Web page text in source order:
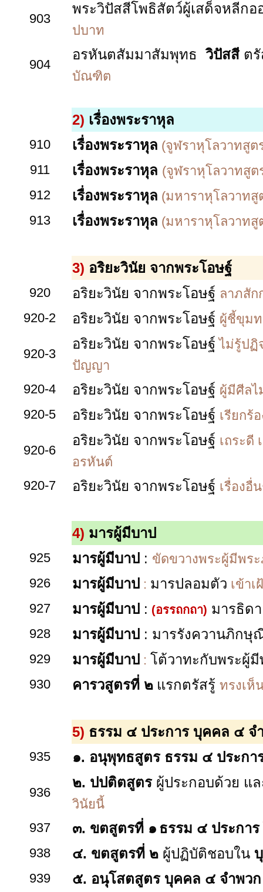
903
พระวิปัสสีโพธิสัตว์ผู้เสด็จหลีกอ
ปบาท
904
อรหันตสัมมาสัมพุทธวิปัสสี ต
บัณฑิต
2) เรื่องพระราหุล
910 เรื่องพระราหุล (จูฬราหุโลวาทสูต
911
เรื่องพระราหุล (จูฬราหุโลวาทสูต
912
เรื่องพระราหุล (มหาราหุโลวาทสู
913
เรื่องพระราหุล (มหาราหุโลวาทสู
3) อริยะวินัย จากพระโอษฐ์
920 อริยะวินัย จากพระโอษฐ์ ลาภสัก
920-2
อริยะวินัย จากพระโอษฐ์ ผู้ชี้ขุมท
920-3
อริยะวินัย จากพระโอษฐ์ ไม่รู้ปฏิ
ปัญญา
920-4
อริยะวินัย จากพระโอษฐ์ ผู้มีศีลไ
920-5
อริยะวินัย จากพระโอษฐ์ เรียกร้
920-6
อริยะวินัย จากพระโอษฐ์ เถระดี
อรหันต์
920-7
อริยะวินัย จากพระโอษฐ์ เรื่องอื่
4) มารผู้มีบาป
925 มารผู้มีบาป : ขัดขวางพระผู้มีพร
926
มารผู้มีบาป : มารปลอมตัว เข้า
927
มารผู้มีบาป : (อรรถกถา) มารธิดา
928
มารผู้มีบาป : มารรังควานภิกษุ
929 มารผู้มีบาป : โต้วาทะกับพระผู้
930 คารวสูตรที่ ๒ แรกตรัสรู้ ทรงเห็
5) ธรรม ๔ ประการ บุคคล ๔ จ
935 ๑. อนุพุทธสูตร ธรรม ๔ ประกา
936
๒. ปปติตสูตรผู้ประกอบด้วย แล
วินัยนี้
937
๓. ขตสูตรที่ ๑ ธรรม ๔ ประการ
938 ๔. ขตสูตรที่ ๒ ผู้ปฏิบัติชอบใน
939 ๕. อนุโสตสูตร บุคคล ๔ จำพวก